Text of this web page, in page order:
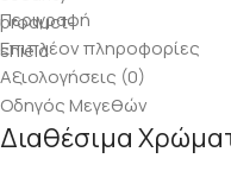
Περιγραφή
Επιπλέον πληροφορίες
Αξιολογήσεις (0)
Οδηγός Μεγεθών
Διαθέσιμα